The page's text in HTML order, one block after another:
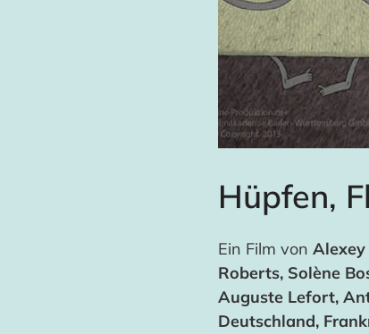
Hüpfen,
Ein Film von Alexey
Roberts, Solène
Auguste Lefort,
Deutschland,